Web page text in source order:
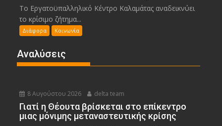
Το Εργατοϋπαλληλικό Κέντρο Καλαμάτας αναδεικνύει
το κρίσιμο ζήτημα...
Διάφορα Κοινωνία
Αναλύσεις
8 Αυγούστου 2026 delta team
Γιατί η Θέουτα βρίσκεται στο επίκεντρο
μιας μόνιμης μεταναστευτικής κρίσης